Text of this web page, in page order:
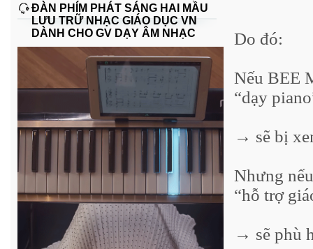
ĐÀN PHÍM PHÁT SÁNG HAI MẦU
LƯU TRỮ NHẠC GIÁO DỤC VN
DÀNH CHO GV DẠY ÂM NHẠC
Do đó:
Nếu BEE
“dạy
→ sẽ bị
Nhưng
“hỗ trợ
→ sẽ phù